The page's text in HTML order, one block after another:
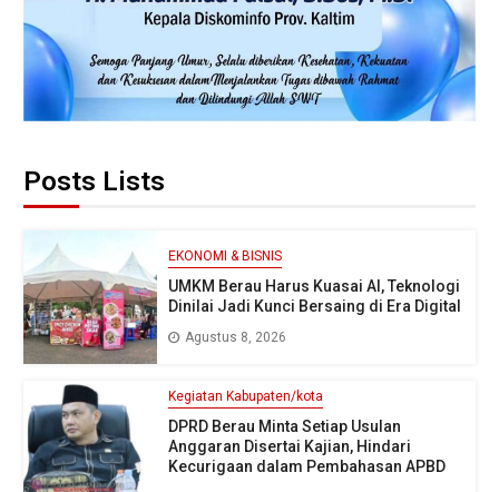
Posts Lists
EKONOMI & BISNIS
UMKM Berau Harus Kuasai AI, Teknologi
Dinilai Jadi Kunci Bersaing di Era Digital
Agustus 8, 2026
Kegiatan Kabupaten/kota
DPRD Berau Minta Setiap Usulan
Anggaran Disertai Kajian, Hindari
Kecurigaan dalam Pembahasan APBD